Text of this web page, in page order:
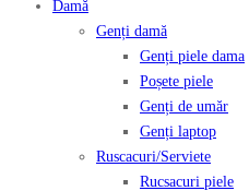
Damă
Genți damă
Genți piele dama
Poșete piele
Genți de umăr
Genți laptop
Ruscacuri/Serviete
Rucsacuri piele